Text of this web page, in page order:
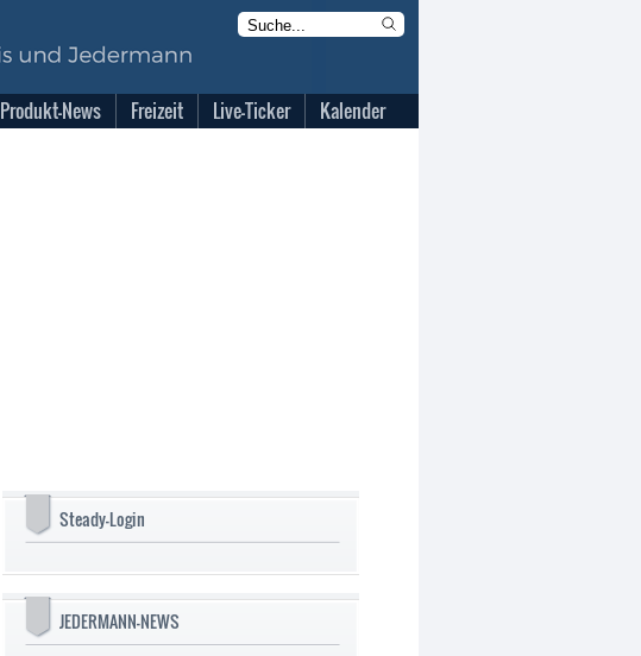
Produkt-News Freizeit Live-Ticker Kalender
Steady-Login
JEDERMANN-NEWS